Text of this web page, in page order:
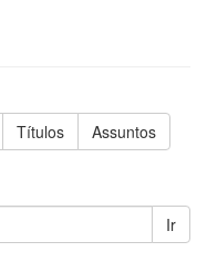
Títulos Assuntos
Ir